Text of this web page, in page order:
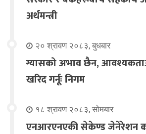
अर्थमन्त्री
२० श्रावण २०८३, बुधबार
ग्यासको अभाव छैन,
खरिद गर्नूः निगम
१८ श्रावण २०८३, सोमबार
एनआरएनएकी सेकेण्ड जेनेरेशन